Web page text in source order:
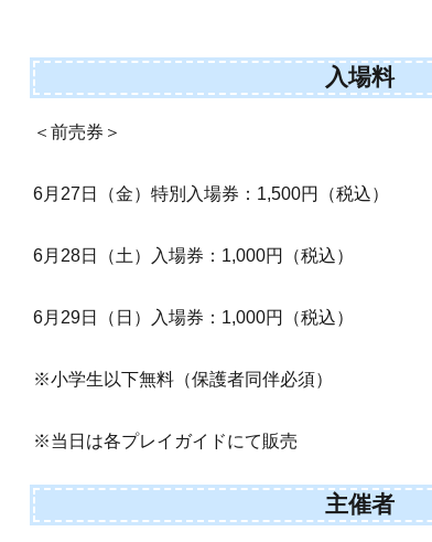
入場料
＜前売券＞
6月27日（金）特別入場券：1,500円（税込）
6月28日（土）入場券：1,000円（税込）
6月29日（日）入場券：1,000円（税込）
※小学生以下無料（保護者同伴必須）
※当日は各プレイガイドにて販売
主催者